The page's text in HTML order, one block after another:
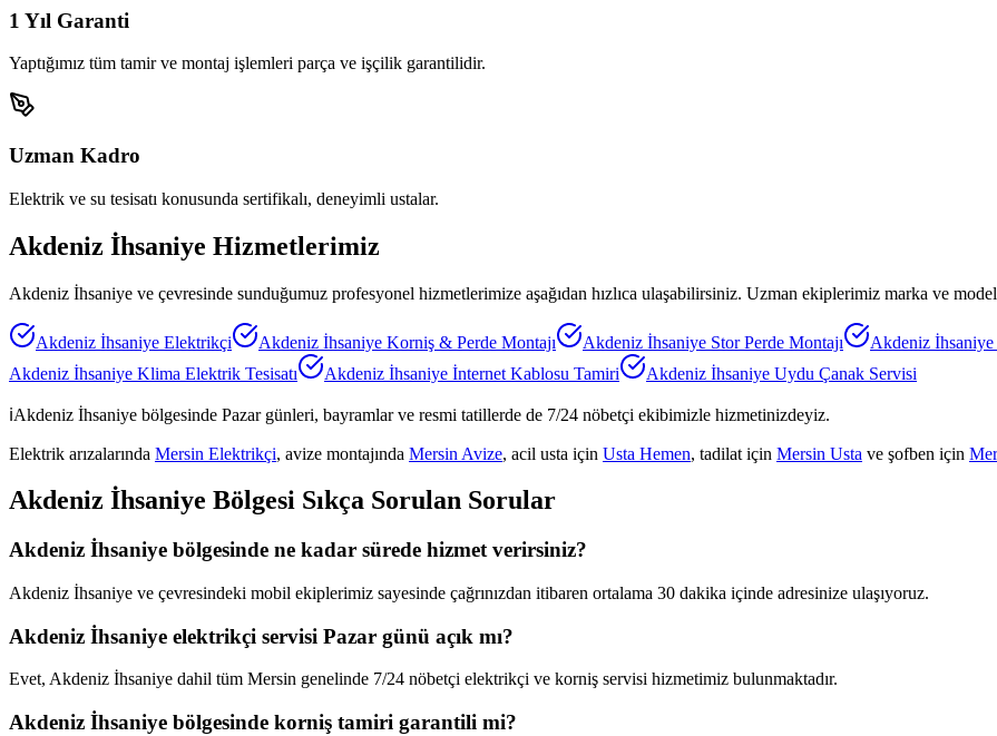
1 Yıl Garanti
Yaptığımız tüm tamir ve montaj işlemleri parça ve işçilik garantilidir.
Uzman Kadro
Elektrik ve su tesisatı konusunda sertifikalı, deneyimli ustalar.
Akdeniz İhsaniye Hizmetlerimiz
Akdeniz İhsaniye ve çevresinde sunduğumuz profesyonel hizmetlerimize aşağıdan hızlıca ulaşabilirsiniz. Uzman ekiplerimiz marka ve
Akdeniz İhsaniye Elektrikçi Akdeniz İhsaniye Korniş & Perde Montajı Akdeniz İhsaniye Stor Perde Montajı Akdeniz İhsaniye
Akdeniz İhsaniye Klima Elektrik Tesisatı Akdeniz İhsaniye İnternet Kablosu Tamiri Akdeniz İhsaniye Uydu Çanak Servisi
ℹ️Akdeniz İhsaniye bölgesinde Pazar günleri, bayramlar ve resmi tatillerde de 7/24 nöbetçi ekibimizle hizmetinizdeyiz.
Elektrik arızalarında Mersin Elektrikçi, avize montajında Mersin Avize, acil usta için Usta Hemen, tadilat için Mersin Usta ve şofben için
Akdeniz İhsaniye Bölgesi Sıkça Sorulan Sorular
Akdeniz İhsaniye bölgesinde ne kadar sürede hizmet verirsiniz?
Akdeniz İhsaniye ve çevresindeki mobil ekiplerimiz sayesinde çağrınızdan itibaren ortalama 30 dakika içinde adresinize ulaşıyoruz.
Akdeniz İhsaniye elektrikçi servisi Pazar günü açık mı?
Evet, Akdeniz İhsaniye dahil tüm Mersin genelinde 7/24 nöbetçi elektrikçi ve korniş servisi hizmetimiz bulunmaktadır.
Akdeniz İhsaniye bölgesinde korniş tamiri garantili mi?